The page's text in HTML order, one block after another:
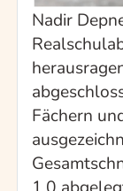
Nadir
Fächern